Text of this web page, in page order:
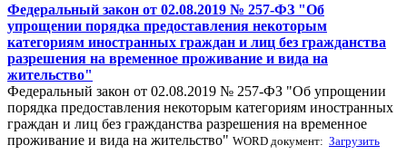
Федеральный закон от 02.08.2019 № 257-ФЗ "Об
упрощении порядка предоставления некоторым
категориям иностранных граждан и лиц без гражданства
разрешения на временное проживание и вида на
жительство"
Федеральный закон от 02.08.2019 № 257-ФЗ "Об упрощении
порядка предоставления некоторым категориям иностранных
граждан и лиц без гражданства разрешения на временное
проживание и вида на жительство" WORD документ: Загрузить